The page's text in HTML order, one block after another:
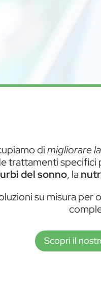
dimigliorare
trattamenti specifici
del sonno, la
su misura per
Scopri il